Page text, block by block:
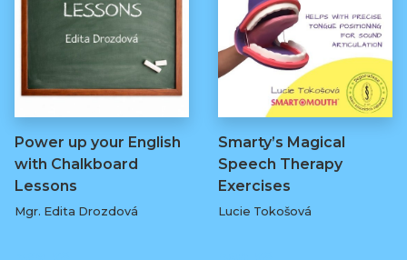
Power up your English
with Chalkboard
Lessons
Mgr. Edita Drozdová
Smarty’s Magical
Speech Therapy
Exercises
Lucie Tokošová